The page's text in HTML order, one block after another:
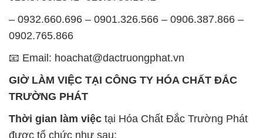
Thứ 2 đến thứ 6: Buổi sáng: từ 8h đến 11h – Buổi
chiều: từ 12h30 đến 17h
Thứ 7: Buổi sáng: từ 8h đến 11h – Buổi chiều: từ
Chủ nhật: Nghỉ chủ nhật hàng tuần
Chúng tôi rất trân trọng thời gian và cam kết tuân
thủ giờ làm việc để đảm bảo sự hỗ trợ tốt nhất cho